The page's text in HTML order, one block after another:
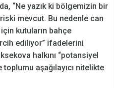
“Ne yazık ki bölgemizin bir
mevcut. Bu nedenle can
kutuların bahçe
ediliyor” ifadelerini
halkını “potansiyel
toplumu aşağılayıcı nitelikte